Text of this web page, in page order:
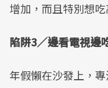
增加，而且特別想吃
陷阱3／邊看電視邊
年假懶在沙發上，